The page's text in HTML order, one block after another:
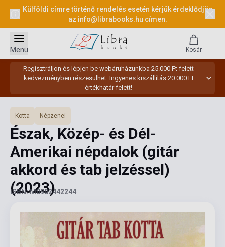
Külföldi címre történő rendelés esetén kérjük érdeklődjön
az info@librabooks.hu címen.
Regisztráljon és lépjen be webáruházunkba 25.000 Ft felett
kedvezményben részesülhet. Ingyenes kiszállítás 20.000 Ft
értékhatár felett!
Menü Kosár
Kotta Népzenei
Észak, Közép- és Dél-
Amerikai népdalok (gitár
akkord és tab jelzéssel)
(2023)
ISBN: M0902442244